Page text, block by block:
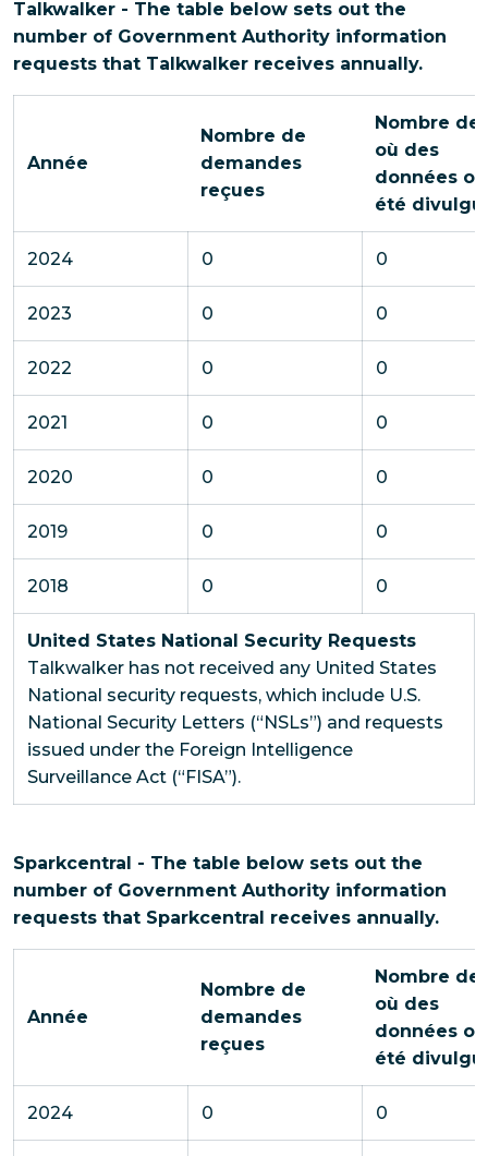
Talkwalker - The table below sets out the
number of Government Authority information
requests that Talkwalker receives annually.
Année
Nombre de
demandes
reçues
Nombre de
où des
données
été
2024 0 0
2023 0 0
2022 0 0
2021 0 0
2020 0 0
2019 0 0
2018 0 0
United States National Security Requests
Talkwalker has not received any United States
National security requests, which include U.S.
National Security Letters (“NSLs”) and requests
issued under the Foreign Intelligence
Surveillance Act (“FISA”).
Sparkcentral - The table below sets out the
number of Government Authority information
requests that Sparkcentral receives annually.
Année
Nombre de
demandes
reçues
Nombre de
où des
données
été
2024 0 0